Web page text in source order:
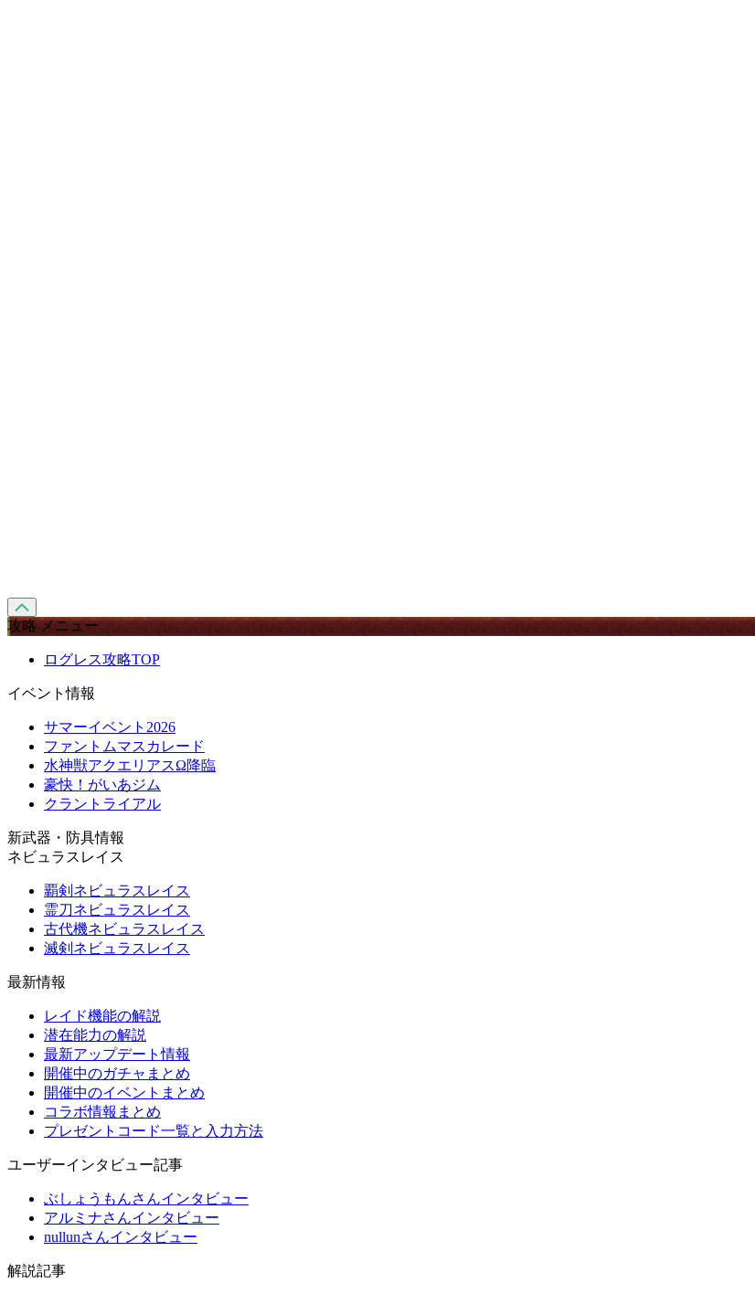
攻略 メニュー
ログレス攻略TOP
イベント情報
サマーイベント2026
ファントムマスカレード
水神獣アクエリアスΩ降臨
豪快！がいあジム
クラントライアル
新武器・防具情報
ネビュラスレイス
覇剣ネビュラスレイス
霊刀ネビュラスレイス
古代機ネビュラスレイス
滅剣ネビュラスレイス
最新情報
レイド機能の解説
潜在能力の解説
最新アップデート情報
開催中のガチャまとめ
開催中のイベントまとめ
コラボ情報まとめ
プレゼントコード一覧と入力方法
ユーザーインタビュー記事
ぶしょうもんさんインタビュー
アルミナさんインタビュー
nullunさんインタビュー
解説記事